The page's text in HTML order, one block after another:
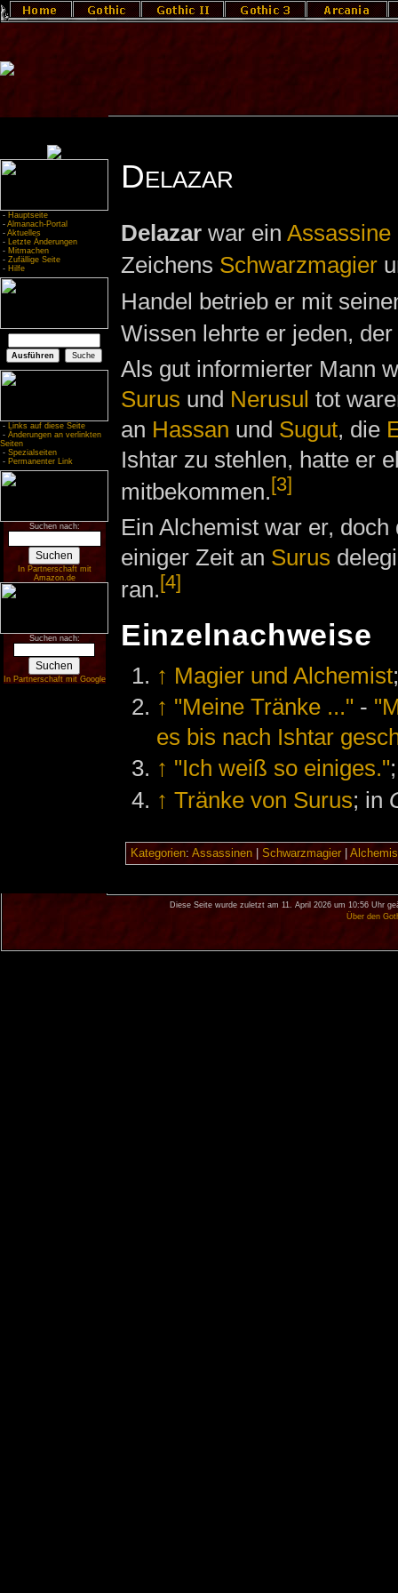
- Hauptseite
- Almanach-Portal
- Aktuelles
- Letzte Änderungen
- Mitmachen
- Zufällige Seite
- Hilfe
- Links auf diese Seite
- Änderungen an verlinkten
Seiten
- Spezialseiten
- Permanenter Link
Suchen nach:
In Partnerschaft mit
Amazon.de
Suchen nach:
In Partnerschaft mit Google
Delazar
Delazarwar ein Assassine
Zeichens Schwarzmagier
Handel betrieb er mit
Wissen lehrte er jeden,
Als gut informierter Mann
Surus und Nerusul tot
an Hassan und Sugut, die
Ishtar zu stehlen, hatte er
mitbekommen.[3]
Ein Alchemist war er,
einiger Zeit an Surus
ran.[4]
Einzelnachweise
↑ Magier und Alchemist
↑ "Meine Tränke ..." -
es bis nach Ishtar
↑ "Ich weiß so einiges."
↑ Tränke von Surus; in
Kategorien: Assassinen| Schwarzmagier|
Diese Seite wurde zuletzt am 11. April 2026 um 10:56 Uhr
Über den